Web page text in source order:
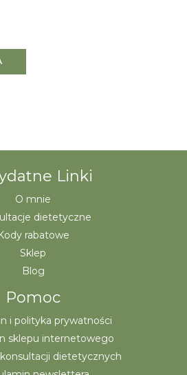
Linki
O mnie
dietetyczne
rabatowe
Sklep
Blog
Pomoc
i polityka prywatności
sklepu internetowego
dietetycznych